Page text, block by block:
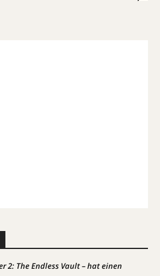
2: The Endless Vault – hat einen